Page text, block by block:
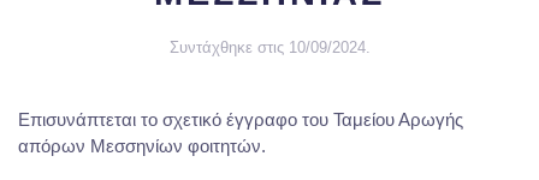
Συντάχθηκε στις 10/09/2024.
Επισυνάπτεται το σχετικό έγγραφο του Ταμείου Αρωγής
απόρων Μεσσηνίων φοιτητών.